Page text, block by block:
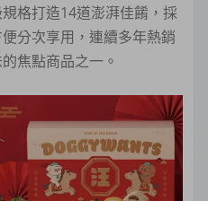
格打造14道澎湃佳餚，採
分次享用，連續多年熱銷
焦點商品之一。